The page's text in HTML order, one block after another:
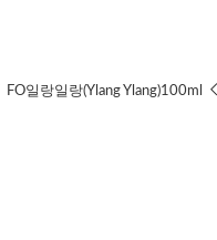
FO일랑일랑(Ylang Ylang)100ml